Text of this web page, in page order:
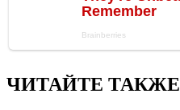
ЧИТАЙТЕ ТАКЖЕ